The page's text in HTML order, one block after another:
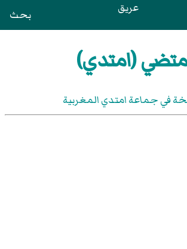
عريق بحث
(امتدي)
في جماعة امتدي المغربية